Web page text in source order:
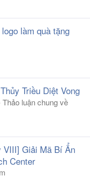
làm quà tặng
Triều Diệt Vong
luận chung về
VIII] Giải Mã Bí Ẩn
Center